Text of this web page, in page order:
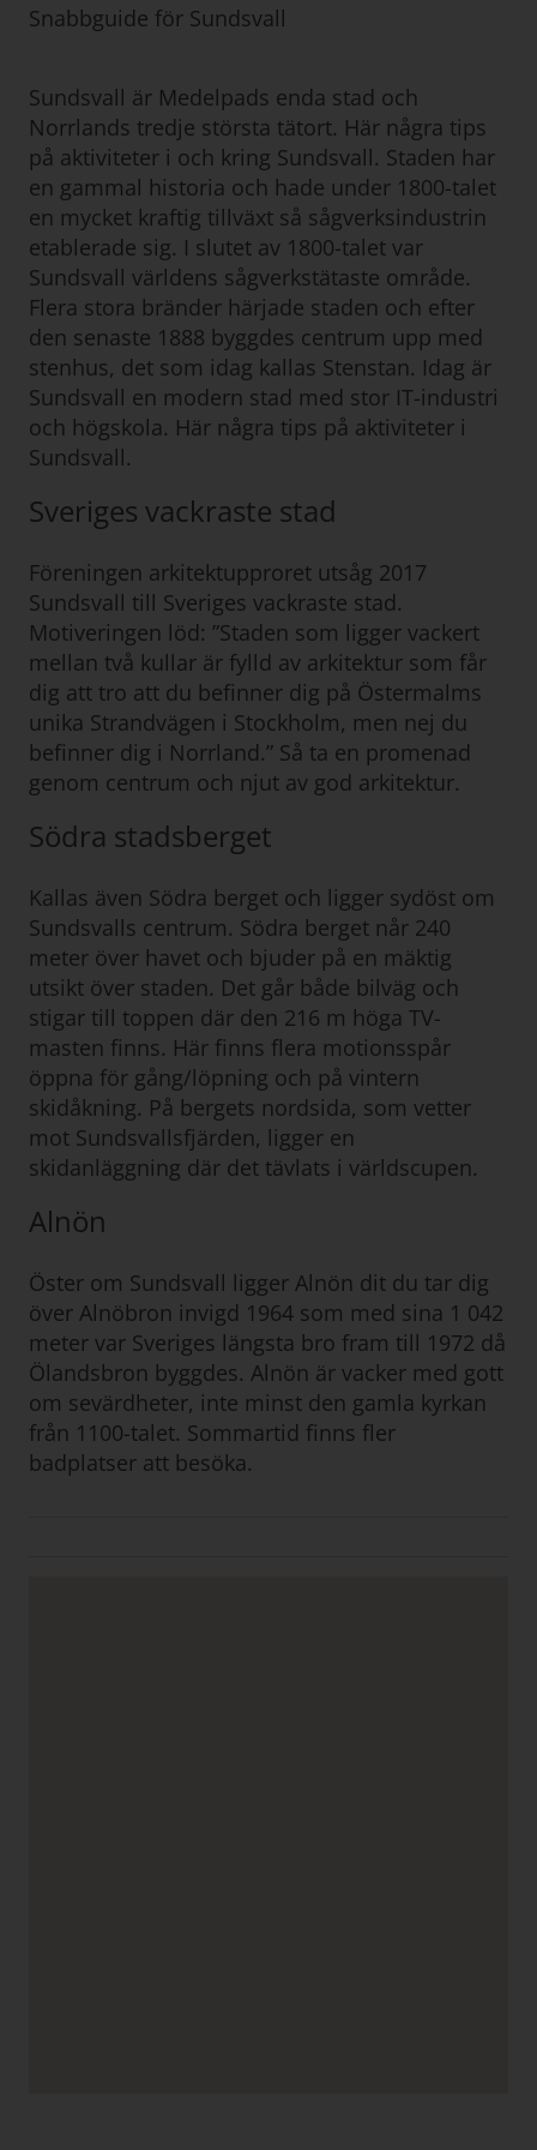
Snabbguide för Sundsvall
Sundsvall är Medelpads enda stad och
Norrlands tredje största tätort. Här några tips
på aktiviteter i och kring Sundsvall. Staden har
en gammal historia och hade under 1800-talet
en mycket kraftig tillväxt så sågverksindustrin
etablerade sig. I slutet av 1800-talet var
Sundsvall världens sågverkstätaste område.
Flera stora bränder härjade staden och efter
den senaste 1888 byggdes centrum upp med
stenhus, det som idag kallas Stenstan. Idag är
Sundsvall en modern stad med stor IT-industri
och högskola. Här några tips på aktiviteter i
Sundsvall.
Sveriges vackraste stad
Föreningen arkitektupproret utsåg 2017
Sundsvall till Sveriges vackraste stad.
Motiveringen löd: ”Staden som ligger vackert
mellan två kullar är fylld av arkitektur som får
dig att tro att du befinner dig på Östermalms
unika Strandvägen i Stockholm, men nej du
befinner dig i Norrland.” Så ta en promenad
genom centrum och njut av god arkitektur.
Södra stadsberget
Kallas även Södra berget och ligger sydöst om
Sundsvalls centrum. Södra berget når 240
meter över havet och bjuder på en mäktig
utsikt över staden. Det går både bilväg och
stigar till toppen där den 216 m höga TV-
masten finns. Här finns flera motionsspår
öppna för gång/löpning och på vintern
skidåkning. På bergets nordsida, som vetter
mot Sundsvallsfjärden, ligger en
skidanläggning där det tävlats i världscupen.
Alnön
Öster om Sundsvall ligger Alnön dit du tar dig
över Alnöbron invigd 1964 som med sina 1 042
meter var Sveriges längsta bro fram till 1972 då
Ölandsbron byggdes. Alnön är vacker med gott
om sevärdheter, inte minst den gamla kyrkan
från 1100-talet. Sommartid finns fler
badplatser att besöka.